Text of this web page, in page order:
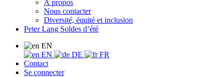
À propos
Nous contacter
Diversité, équité et inclusion
Peter Lang Soldes d’été
EN
EN
DE
FR
Contact
Se connecter